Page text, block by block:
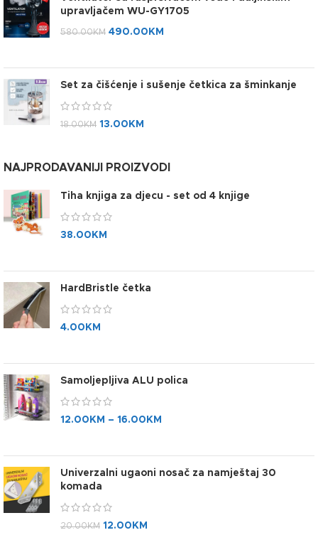
upravljačem WU-GY1705
580.00KM 490.00 KM
Set za čišćenje i sušenje četkica za šminkanje
18.00KM 13.00 KM
NAJPRODAVANIJI PROIZVODI
Tiha knjiga za djecu - set od 4 knjige
38.00 KM
HardBristle četka
4.00 KM
Samoljepljiva ALU polica
12.00 KM – 16.00 KM
Univerzalni ugaoni nosač za namještaj 30
komada
20.00KM 12.00 KM